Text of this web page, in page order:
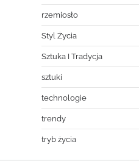
rzemiosło
Styl Życia
Sztuka I Tradycja
sztuki
technologie
trendy
tryb życia